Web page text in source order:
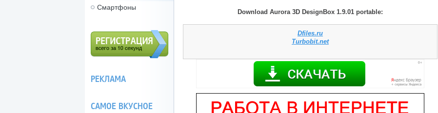
Download Aurora 3D DesignBox 1.9.01 portable:
Dfiles.ru
Turbobit.net
Смартфоны
РЕКЛАМА
САМОЕ ВКУСНОЕ